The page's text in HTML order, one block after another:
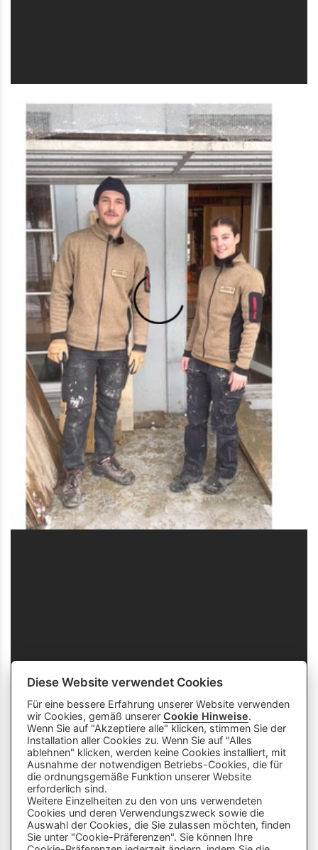
info
Dieser Chatbot wird von Künstlicher
Intelligenz unterstützt. Er wertet unsere
Diese Website verwendet Cookies
Für eine bessere Erfahrung unserer Website verwenden
wir Cookies, gemäß unsererCookie Hinweise.
Wenn Sie auf "Akzeptiere alle" klicken, stimmen Sie der
Installation aller Cookies zu. Wenn Sie auf "Alles
ablehnen" klicken, werden keine Cookies installiert, mit
Ausnahme der notwendigen Betriebs-Cookies, die für
die ordnungsgemäße Funktion unserer Website
erforderlich sind.
Weitere Einzelheiten zu den von uns verwendeten
Cookies und deren Verwendungszweck sowie die
Auswahl der Cookies, die Sie zulassen möchten, finden
Sie unter "Cookie-Präferenzen". Sie können Ihre